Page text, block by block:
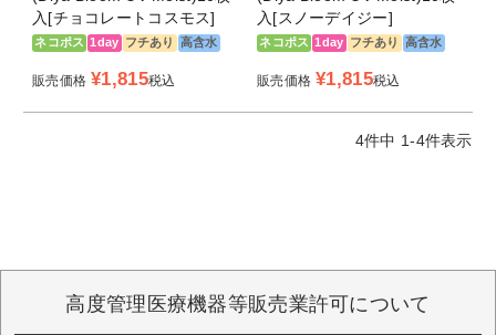
枚数 1箱10枚入り
度数
±0.00（度なし）
-5.50～-8.00（0.50Dステップ）
着色直径 13.6mm
入[チョコレートコスモス]
ネコポス 1day フチあり 高含水
販売価格 ¥1,815税込
入[スノーデイジー]
ネコポス 1day フチあり 高含水
販売価格 ¥1,815税込
4件中 1-4件表示
高度管理医療機器等販売業許可について